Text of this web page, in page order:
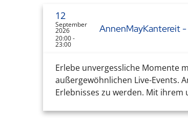
12
September
2026
20:00 -
23:00
AnnenMayKantereit
Erlebe unvergessliche Momente
außergewöhnlichen Live-Events.
Erlebnisses zu werden. Mit